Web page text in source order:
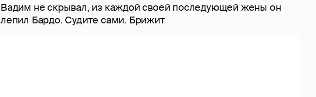
Вадим не скрывал, из каждой своей последующей жены он
лепил Бардо. Судите сами. Брижит